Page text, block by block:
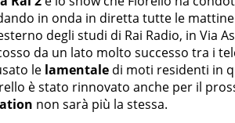
in onda in diretta tutte le
degli studi di Rai Radio, in Via
da un lato molto successo tra i
le lamentale di moti residenti in
è stato rinnovato anche per il
non sarà più la stessa.